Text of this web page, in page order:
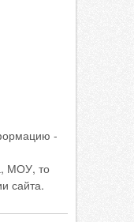
-
МОУ, то
сайта.